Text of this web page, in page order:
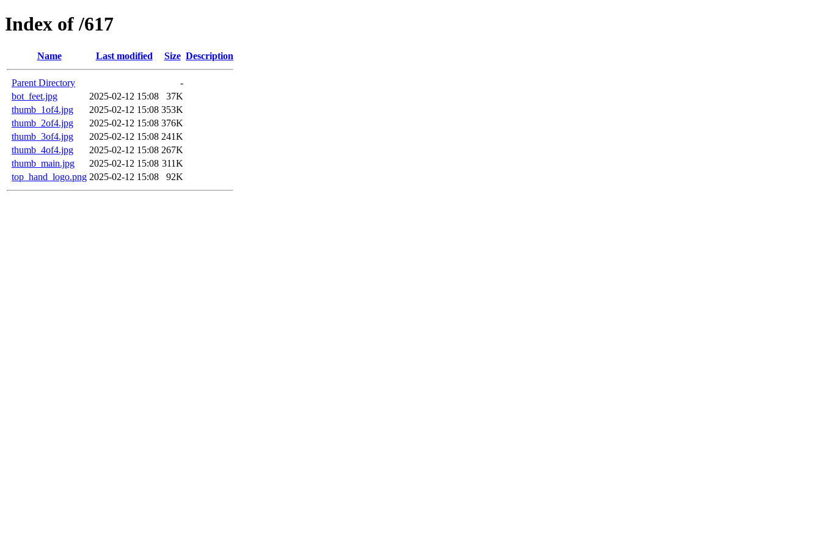
Index of /617
Name Last modified Size Description
Parent Directory
-
bot_feet.jpg
2025-02-12 15:08
37K
thumb_1of4.jpg
2025-02-12 15:08 353K
thumb_2of4.jpg
2025-02-12 15:08 376K
thumb_3of4.jpg
2025-02-12 15:08 241K
thumb_4of4.jpg
2025-02-12 15:08 267K
thumb_main.jpg
2025-02-12 15:08 311K
top_hand_logo.png 2025-02-12 15:08 92K